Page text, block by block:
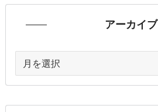
アーカイブ
カ